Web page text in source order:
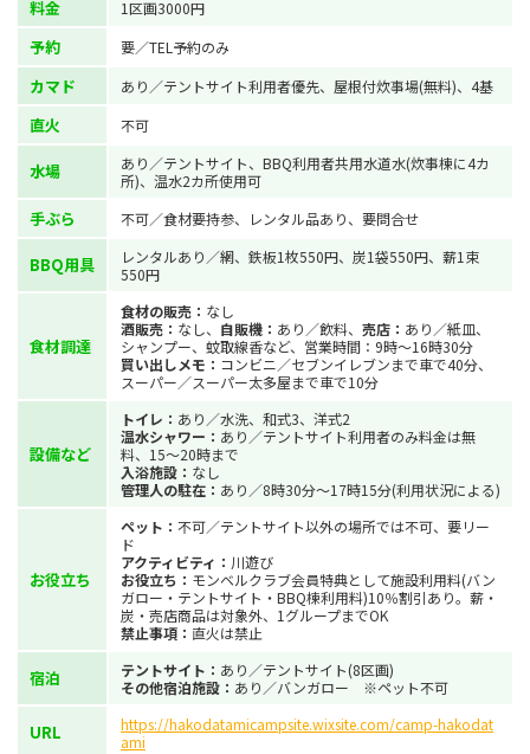
料金 1区画3000円
予約 要／TEL予約のみ
カマド あり／テントサイト利用者優先、屋根付炊事場(無料)、4基
直火 不可
水場
あり／テントサイト、BBQ利用者共用水道水(炊事棟に4カ
所)、温水2カ所使用可
手ぶら 不可／食材要持参、レンタル品あり、要問合せ
BBQ用具
レンタルあり／網、鉄板1枚550円、炭1袋550円、薪1束
550円
食材調達
食材の販売： なし
酒販売： なし、 自販機： あり／飲料、 売店： あり／紙皿、
シャンプー、蚊取線香など、営業時間：9時～16時30分
買い出しメモ： コンビニ／セブンイレブンまで車で40分、
スーパー／スーパー太多屋まで車で10分
設備など
トイレ： あり／水洗、和式3、洋式2
温水シャワー： あり／テントサイト利用者のみ料金は無
料、15～20時まで
入浴施設： なし
管理人の駐在： あり／8時30分～17時15分(利用状況による)
お役立ち
ペット： 不可／テントサイト以外の場所では不可、要リー
ド
アクティビティ： 川遊び
お役立ち： モンベルクラブ会員特典として施設利用料(バン
ガロー・テントサイト・BBQ棟利用料)10％割引あり。薪・
炭・売店商品は対象外、1グループまでOK
禁止事項： 直火は禁止
宿泊 テントサイト： あり／テントサイト(8区画)
その他宿泊施設： あり／バンガロー ※ペット不可
URL
https://hakodatamicampsite.wixsite.com/camp-hakodat
ami